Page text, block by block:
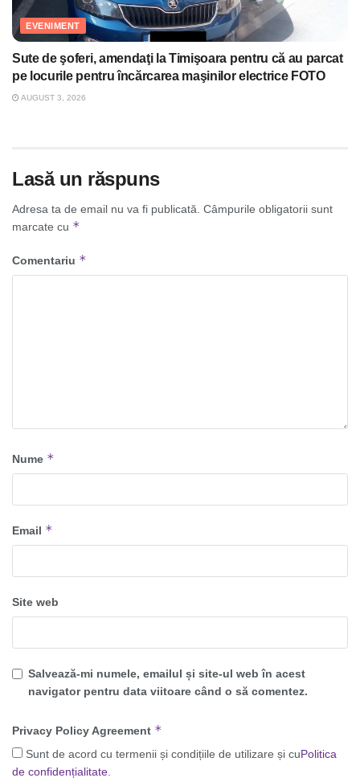
EVENIMENT
Sute de şoferi, amendaţi la Timişoara pentru că au parcat
pe locurile pentru încărcarea maşinilor electrice FOTO
AUGUST 3, 2026
Lasă un răspuns
Adresa ta de email nu va fi publicată. Câmpurile obligatorii sunt
marcate cu *
Comentariu *
Nume *
Email *
Site web
Salvează-mi numele, emailul și site-ul web în acest
navigator pentru data viitoare când o să comentez.
Privacy Policy Agreement *
Sunt de acord cu termenii și condițiile de utilizare și cuPolitica
de confidențialitate.